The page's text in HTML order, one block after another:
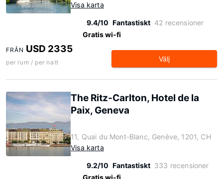
Visa karta
9.4/10 Fantastiskt 42 recensioner
Gratis wi-fi
FRÅN USD 2335
per rum / per natt Välj
The Ritz-Carlton, Hotel de la
Paix, Geneva
11, Quai du Mont-Blanc, Genève, 1201, CH
Visa karta
9.2/10 Fantastiskt 333 recensioner
Gratis wi-fi